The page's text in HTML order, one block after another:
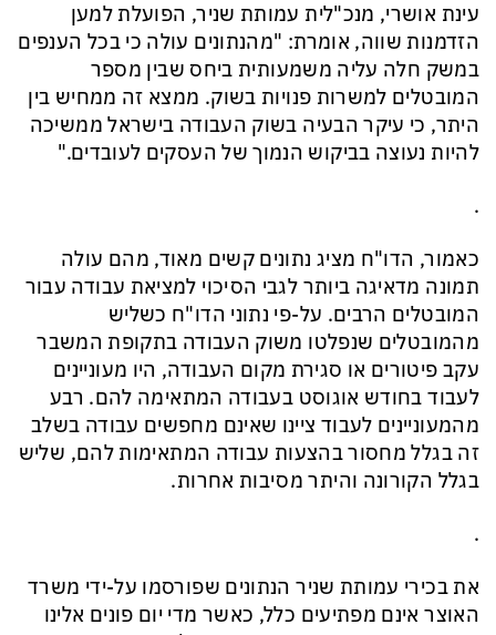
עינת אושרי, מנכ"לית עמותת שניר, הפועלת למען
הזדמנות שווה, אומרת: "מהנתונים עולה כיבכל הענפים
במשק חלה עליה משמעותית ביחס שבין מספר
המובטלים למשרות פנויות בשוק. ממצא זה ממחיש בין
היתר, כי עיקר הבעיה בשוק העבודה בישראל ממשיכה
להיות נעוצה בביקוש הנמוך של העסקים לעובדים.
"
.
כאמור, הדו"ח מציג נתונים קשים מאוד, מהם עולה
תמונה מדאיגה ביותר לגבי הסיכוי למציאת עבודה עבור
המובטלים הרבים. על-פי נתוני הדו"ח כשליש
מהמובטלים שנפלטו משוק העבודה בתקופת המשבר
עקב פיטורים או סגירת מקום העבודה, היו מעוניינים
לעבוד בחודש אוגוסט בעבודה המתאימה להם. רבע
מהמעוניינים לעבוד ציינו שאינם מחפשים עבודה בשלב
זה בגלל מחסור בהצעות עבודה המתאימות להם, שליש
בגלל הקורונה והיתר מסיבות אחרות.
.
את בכירי עמותת שנירהנתונים שפורסמו על-ידי משרד
האוצראינם מפתיעים כלל, כאשר מדי יום פונים אלינו